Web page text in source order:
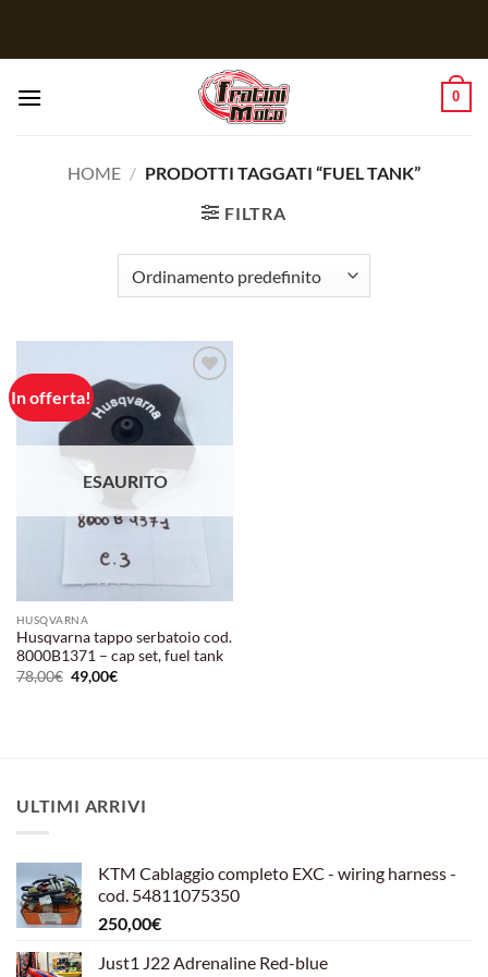
0
HOME / PRODOTTI TAGGATI “FUEL TANK”
FILTRA
In offerta!
Aggiungi
alla lista
desideri
ESAURITO
HUSQVARNA
Husqvarna tappo serbatoio cod.
8000B1371 – cap set, fuel tank
78,00€ Il
prezzo
49,00€Il
ULTIMI ARRIVI
KTM Cablaggio completo EXC - wiring harness -
cod. 54811075350
250,00€
Just1 J22 Adrenaline Red-blue